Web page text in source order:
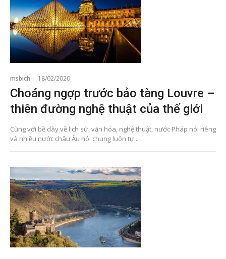
msbich 18/02/2020
Choáng ngợp trước bảo tàng Louvre –
thiên đường nghệ thuật của thế giới
Cùng với bề dày về lịch sử, văn hóa, nghệ thuật, nước Pháp nói riêng
và nhiều nước châu Âu nói chung luôn tự...